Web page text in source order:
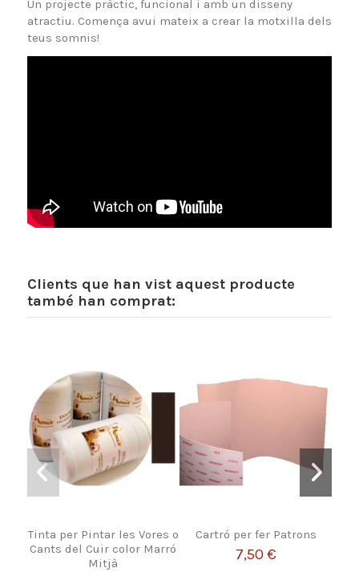
Un projecte pràctic, funcional i amb un disseny
atractiu. Comença avui mateix a crear la motxilla dels
teus somnis!
Clients que han vist aquest producte
també han comprat:
Tinta per Pintar les Vores o
Cants del Cuir color Marró
Mitjà
Cartró per fer Patrons
7,50 €